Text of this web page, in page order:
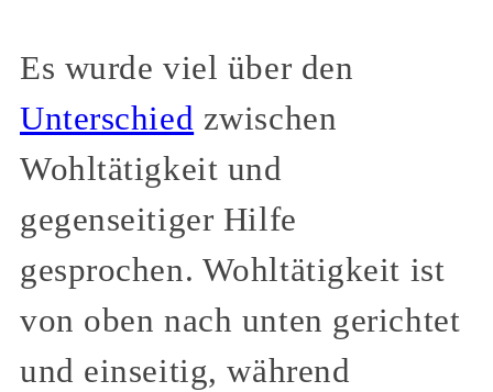
Es wurde viel über den
Unterschied zwischen
Wohltätigkeit und
gegenseitiger Hilfe
gesprochen. Wohltätigkeit ist
von oben nach unten gerichtet
und einseitig, während